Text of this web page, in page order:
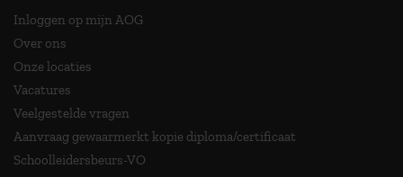
Inloggen op mijn AOG
Over ons
Onze locaties
Vacatures
Veelgestelde vragen
Aanvraag gewaarmerkt kopie diploma/certificaat
Schoolleidersbeurs-VO